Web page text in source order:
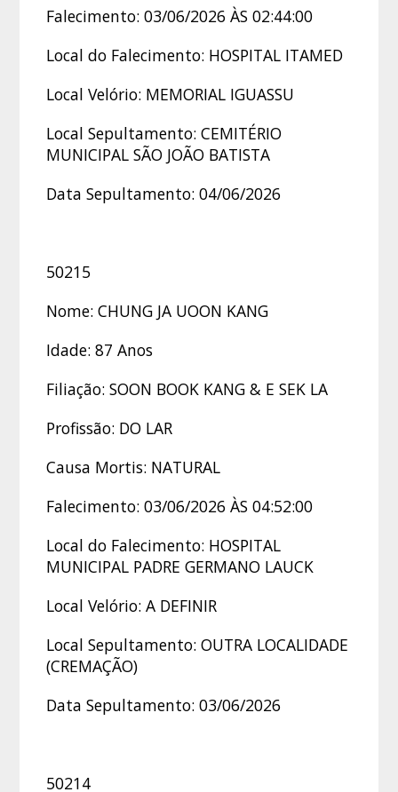
Falecimento: 03/06/2026 ÀS 02:44:00
Local do Falecimento: HOSPITAL ITAMED
Local Velório: MEMORIAL IGUASSU
Local Sepultamento: CEMITÉRIO
MUNICIPAL SÃO JOÃO BATISTA
Data Sepultamento: 04/06/2026
50215
Nome: CHUNG JA UOON KANG
Idade: 87 Anos
Filiação: SOON BOOK KANG & E SEK LA
Profissão: DO LAR
Causa Mortis: NATURAL
Falecimento: 03/06/2026 ÀS 04:52:00
Local do Falecimento: HOSPITAL
MUNICIPAL PADRE GERMANO LAUCK
Local Velório: A DEFINIR
Local Sepultamento: OUTRA LOCALIDADE
(CREMAÇÃO)
Data Sepultamento: 03/06/2026
50214